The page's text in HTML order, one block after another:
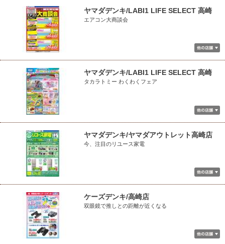
ヤマダデンキ/LABI1 LIFE SELECT 高崎
エアコン大商談会
ヤマダデンキ/LABI1 LIFE SELECT 高崎
タカラトミー わくわくフェア
ヤマダデンキ/ヤマダアウトレット高崎店
今、注目のリユース家電
ケーズデンキ/高崎店
双眼鏡で推しとの距離が近くなる